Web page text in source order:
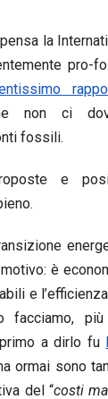
la
pro-
non ci
fossili.
e
è
e
facciamo,
a dirlo fu
ormai sono
del “costi